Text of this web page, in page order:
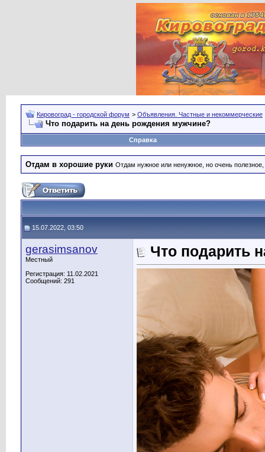
Кировоград - городской форум > Объявления. Частные и некоммерческие
Что подарить на день рождения мужчине?
Справка
Отдам в хорошие руки Отдам нужное или ненужное, но очень
15.07.2022, 03:50
gerasimsanov
Местный
Регистрация: 11.02.2021
Сообщений: 291
Что подарить